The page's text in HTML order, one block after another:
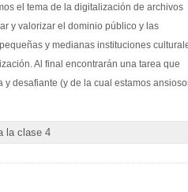
el tema de la digitalización de archivos
y valorizar el dominio público y las
y medianas instituciones
Al final encontrarán una tarea que
y desafiante (y de la cual estamos
la clase 4